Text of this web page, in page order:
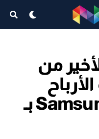
من
الأرباح
التشغيلية لـ Samsung بـ